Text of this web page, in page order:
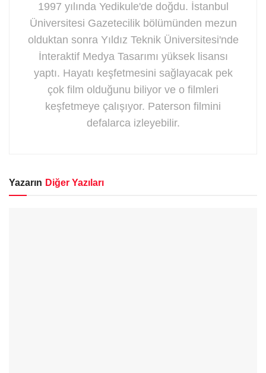
1997 yılında Yedikule'de doğdu. İstanbul
Üniversitesi Gazetecilik bölümünden mezun
olduktan sonra Yıldız Teknik Üniversitesi'nde
İnteraktif Medya Tasarımı yüksek lisansı
yaptı. Hayatı keşfetmesini sağlayacak pek
çok film olduğunu biliyor ve o filmleri
keşfetmeye çalışıyor. Paterson filmini
defalarca izleyebilir.
Yazarın Diğer Yazıları